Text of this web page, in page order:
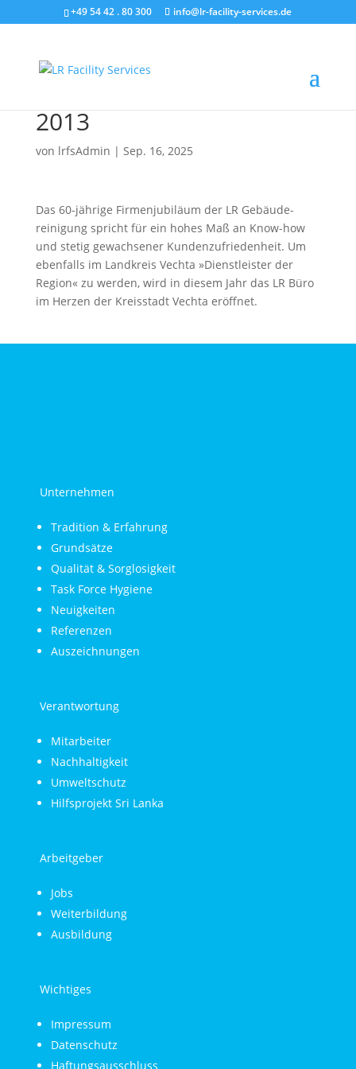
+49 54 42 . 80 300 info@lr-facility-services.de
2013
von lrfsAdmin | Sep. 16, 2025
Das 60-jährige Firmen­jubiläum der LR Gebäude­
reinigung spricht für ein hohes Maß an Know-how
und stetig gewachsener Kunden­zufrieden­heit. Um
ebenfalls im Land­kreis Vechta »Dienst­leister der
Region« zu werden, wird in diesem Jahr das LR Büro
im Herzen der Kreis­stadt Vechta eröffnet.
Unternehmen
Tradition & Erfahrung
Grundsätze
Qualität & Sorglosigkeit
Task Force Hygiene
Neuigkeiten
Referenzen
Auszeichnungen
Verantwortung
Mitarbeiter
Nachhaltigkeit
Umweltschutz
Hilfsprojekt Sri Lanka
Arbeitgeber
Jobs
Weiterbildung
Ausbildung
Wichtiges
Impressum
Datenschutz
Haftungsausschluss